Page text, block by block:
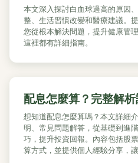
本文深入探討白血球過高的原因
整、生活習慣改變和醫療建議。
您從根本解決問題，提升健康管
這裡都有詳細指南。
配息怎麼算？完整解
想知道配息怎麼算嗎？本文詳細
明、常見問題解答，從基礎到進
巧，提升投資回報。內容包括股
算方式，並提供個人經驗分享，